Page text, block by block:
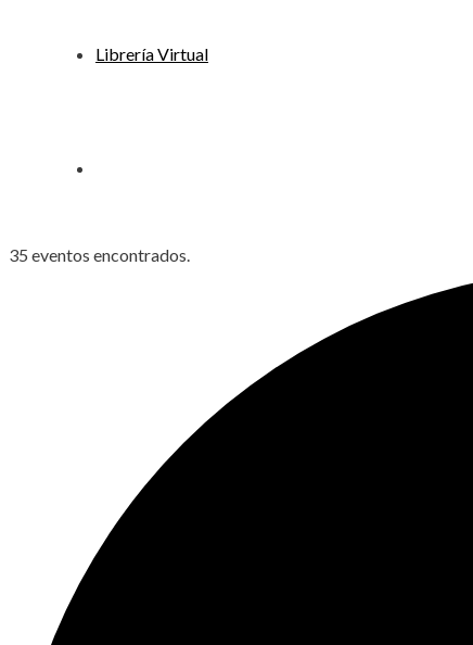
Librería Virtual
35 eventos encontrados.